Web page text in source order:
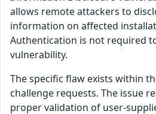
allows remote attackers to
information on affected
Authentication is not required
vulnerability.
The specific flaw exists within
challenge requests. The issue
proper validation of user-